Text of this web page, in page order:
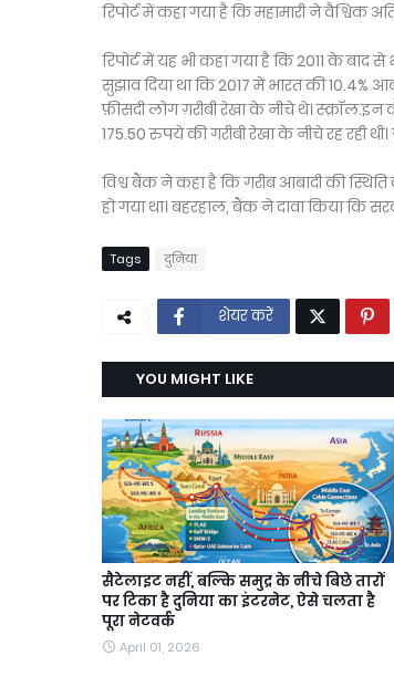
रिपोर्ट में कहा गया है कि महामारी ने वैश्विक
रिपोर्ट में यह भी कहा गया है कि 2011 के
सुझाव दिया था कि 2017 में भारत की 10.4%
फ़ीसदी लोग ग़रीबी रेखा के नीचे थे। स्क्रॉल.इन
175.50 रुपये की गरीबी रेखा के नीचे रह रही थी।
विश्व बैंक ने कहा है कि गरीब आबादी की
हो गया था। बहरहाल, बैंक ने दावा किया कि
Tags दुनिया
शेयर करें
YOU MIGHT LIKE
सैटेलाइट नहीं, बल्कि समुद्र के नीचे बिछे तारों
पर टिका है दुनिया का इंटरनेट, ऐसे चलता है
पूरा नेटवर्क
April 01, 2026